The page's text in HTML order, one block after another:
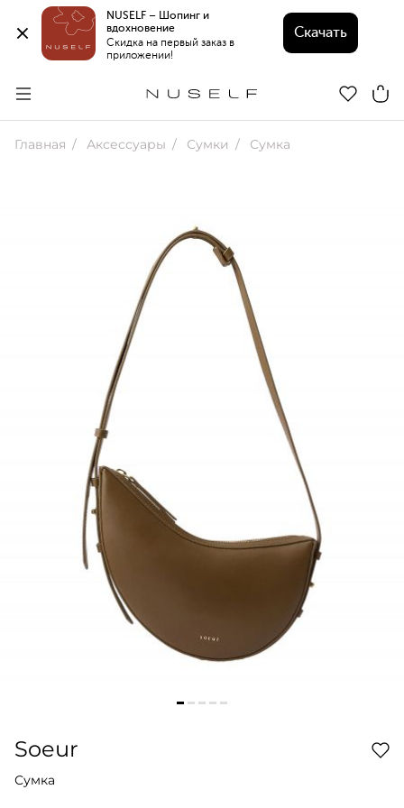
NUSELF – Шопинг и
вдохновение
Скидка на первый заказ в
приложении!
Скачать
Главная Аксессуары Сумки Сумка
Soeur
Сумка